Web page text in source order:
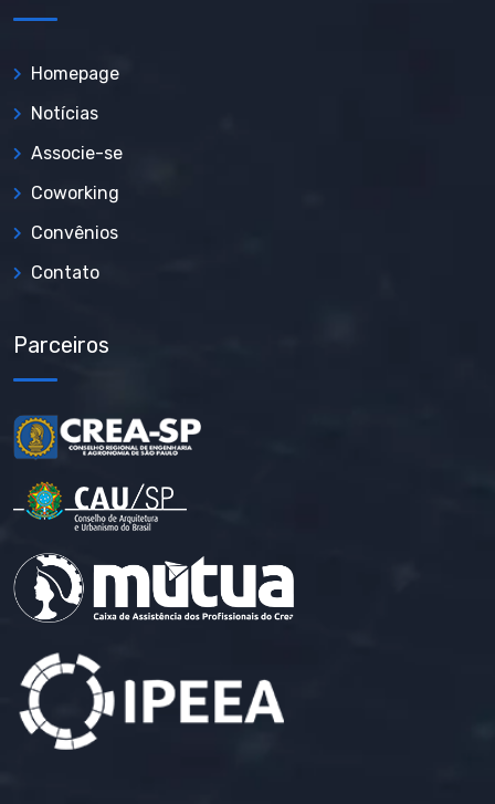
Homepage
Notícias
Associe-se
Coworking
Convênios
Contato
Parceiros